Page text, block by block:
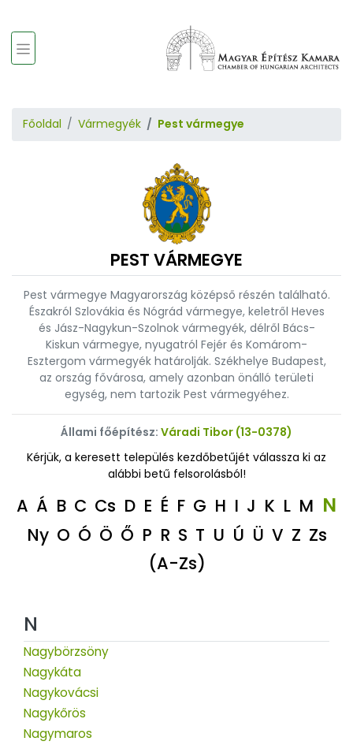
Főoldal Vármegyék Pest vármegye
PEST VÁRMEGYE
Pest vármegye Magyarország középső részén található.
Északról Szlovákia és Nógrád vármegye, keletről Heves
és Jász-Nagykun-Szolnok vármegyék, délről Bács-
Kiskun vármegye, nyugatról Fejér és Komárom-
Esztergom vármegyék határolják. Székhelye Budapest,
az ország fővárosa, amely azonban önálló területi
egység, nem tartozik Pest vármegyéhez.
Állami főépítész: Váradi Tibor (13-0378)
Kérjük, a keresett település kezdőbetűjét válassza ki az
alábbi betű felsorolásból!
A Á B C Cs D E É F G H I J K L M N
Ny O Ó Ö Ő P R S T U Ú Ü V Z Zs
(A-Zs)
N
Nagybörzsöny
Nagykáta
Nagykovácsi
Nagykőrös
Nagymaros